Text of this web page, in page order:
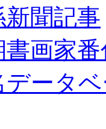
新聞記事
書画家
ータ